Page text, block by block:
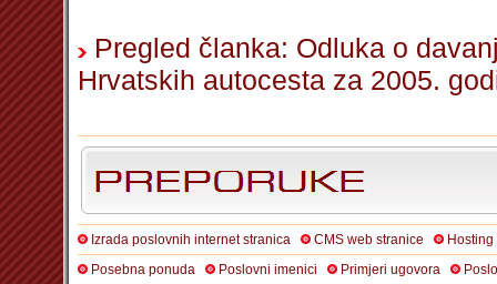
Pregled članka: Odluka o
Hrvatskih autocesta za 2005.
Izrada poslovnih internet stranica CMS web stranice
Posebna ponuda
Poslovni imenici Primjeri ugovora